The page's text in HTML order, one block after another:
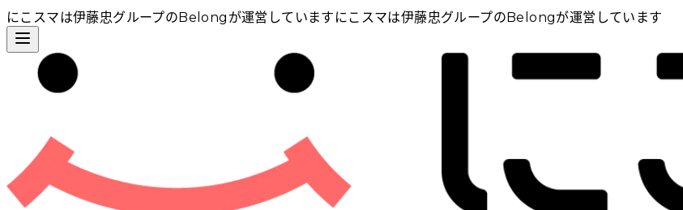
にこスマは伊藤忠グループのBelongが運営しています にこスマは伊藤忠グループのBelongが運営しています